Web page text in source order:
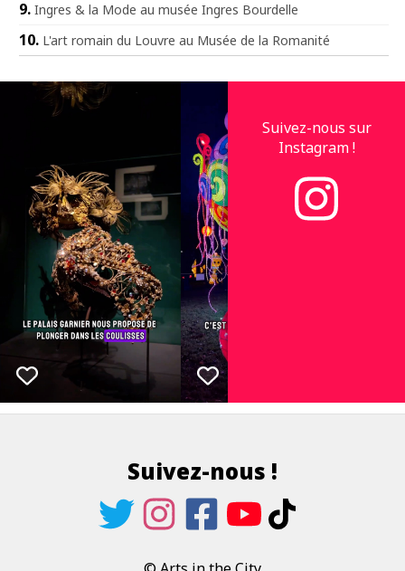
Ingres & la Mode au musée Ingres Bourdelle
L'art romain du Louvre au Musée de la Romanité
Suivez-nous sur
Instagram !
Suivez-nous !